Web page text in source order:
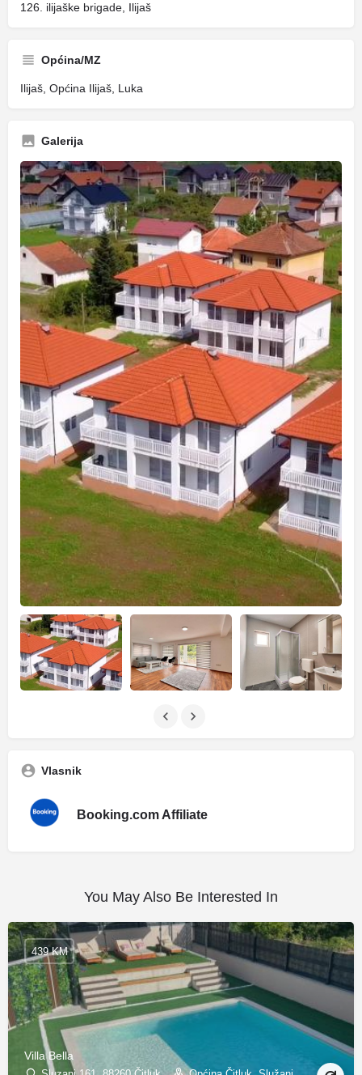
126. ilijaške brigade, Ilijaš
Općina/MZ
Ilijaš, Općina Ilijaš, Luka
Galerija
Vlasnik
Booking.com Affiliate
You May Also Be Interested In
Villa Bella
439 KM